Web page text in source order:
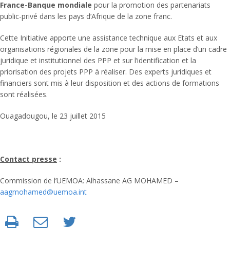
France-Banque mondiale pour la promotion des partenariats
public-privé dans les pays d’Afrique de la zone franc.
Cette Initiative apporte une assistance technique aux Etats et aux
organisations régionales de la zone pour la mise en place d’un cadre
juridique et institutionnel des PPP et sur l’identification et la
priorisation des projets PPP à réaliser. Des experts juridiques et
financiers sont mis à leur disposition et des actions de formations
sont réalisées.
Ouagadougou, le 23 juillet 2015
Contact presse :
Commission de l’UEMOA: Alhassane AG MOHAMED –
aagmohamed@uemoa.int